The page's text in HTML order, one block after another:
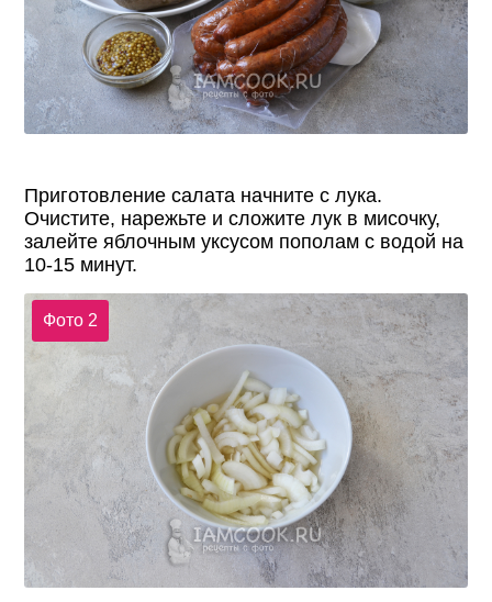
Приготовление салата начните с лука.
Очистите, нарежьте и сложите лук в мисочку,
залейте яблочным уксусом пополам с водой на
10-15 минут.
Фото 2